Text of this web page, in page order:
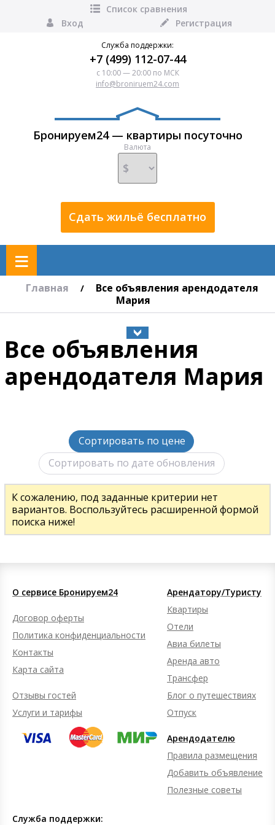
Список сравнения
Вход
Регистрация
Служба поддержки:
+7 (499) 112-07-44
с 10:00 — 20:00 по МСК
info@broniruem24.com
Бронируем24 — квартиры посуточно
Валюта
Сдать жильё бесплатно
≡
Главная /
Все объявления арендодателя
Мария
Все объявления
арендодателя Мария
Сортировать по цене
Сортировать по дате обновления
К сожалению, под заданные критерии нет
вариантов. Воспользуйтесь расширенной формой
поиска ниже!
О сервисе Бронируем24
Договор оферты
Политика конфиденциальности
Контакты
Карта сайта
Отзывы гостей
Услуги и тарифы
Арендатору/Туристу
Квартиры
Отели
Авиа билеты
Аренда авто
Трансфер
Блог о путешествиях
Отпуск
Арендодателю
Правила размещения
Добавить объявление
Полезные советы
Служба поддержки: